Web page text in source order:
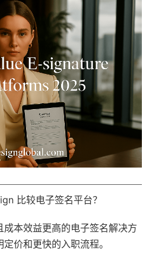
比较电子签名平台？
成本效益更高的电子签名解决方
定价和更快的入职流程。